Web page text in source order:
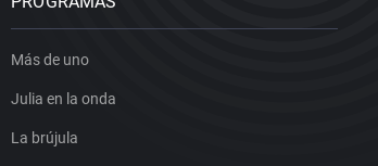
Más de uno
Julia en la onda
La brújula